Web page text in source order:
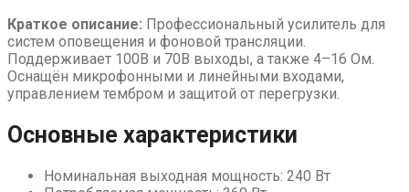
Краткое описание: Профессиональный усилитель для
систем оповещения и фоновой трансляции.
Поддерживает 100В и 70В выходы, а также 4–16 Ом.
Оснащён микрофонными и линейными входами,
управлением тембром и защитой от перегрузки.
Основные характеристики
Номинальная выходная мощность: 240 Вт